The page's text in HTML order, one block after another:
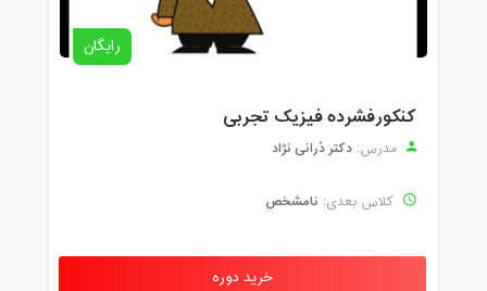
رایگان
کنکورفشرده فیزیک تجربی
مدرس: دکتر دُرانی نژاد
کلاس بعدی: نامشخص
خرید دوره